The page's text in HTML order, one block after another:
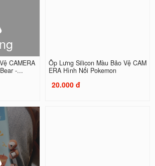
CAMERA
-...
Ốp Lưng Silicon Màu Bảo Vệ CAM
ERA Hình Nổi Pokemon
20.000 đ